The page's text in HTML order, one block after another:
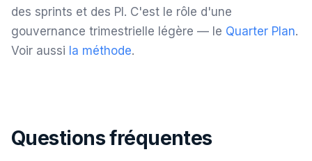
des sprints et des PI. C'est le rôle d'une
gouvernance trimestrielle légère — le Quarter Plan.
Voir aussi la méthode.
Questions fréquentes